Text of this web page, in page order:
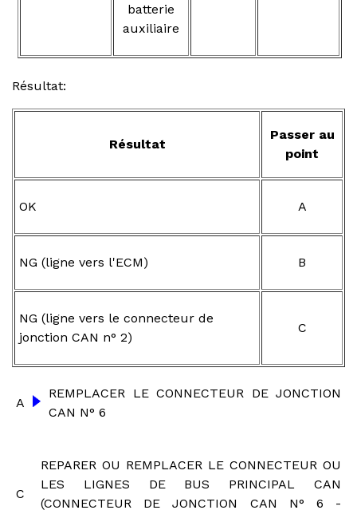
batterie
auxiliaire
Résultat:
Résultat
Passer au
point
OK A
NG (ligne vers l'ECM) B
NG (ligne vers le connecteur de
jonction CAN n° 2)
C
A
REMPLACER LE CONNECTEUR DE JONCTION
CAN N° 6
C
REPARER OU REMPLACER LE CONNECTEUR OU
LES LIGNES DE BUS PRINCIPAL CAN
(CONNECTEUR DE JONCTION CAN N° 6 -